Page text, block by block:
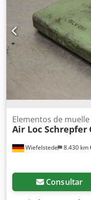
Wiefelstede 8.430 km
Elementos de muelle
Air Loc Schrepfer
Consultar